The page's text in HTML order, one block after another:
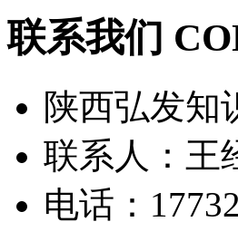
联系我们
陕西弘发知
联系人：王
电话：